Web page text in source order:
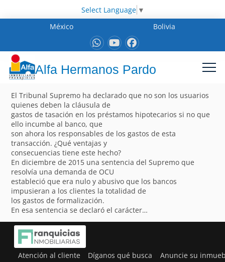
Select Language ▼
México
Bolivia
Alfa Hermanos Pardo
El Tribunal Supremo ha declarado que no son los usuarios
quienes deben la cláusula de
gastos de tasación en los préstamos hipotecarios si no que
ello incumbe al banco, que
son ahora los responsables de los gastos de esta
transacción. ¿Qué ventajas y
consecuencias tiene este hecho?
En diciembre de 2015 una sentencia del Supremo que
resolvía una demanda de OCU
estableció que era nulo y abusivo que los bancos
impusieran a los clientes la totalidad de
los gastos de formalización.
En esa sentencia se declaró el carácter…
Atención al cliente Díganos qué busca Anuncie su